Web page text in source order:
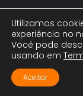
2025 ©
Utilizamos
experiência no
Você pode
usando em
Aceitar